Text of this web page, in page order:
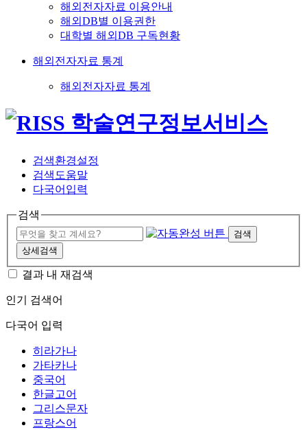
해외전자자료 이용안내
해외DB별 이용권한
대학별 해외DB 구독현황
해외전자자료 통계
해외전자자료 통계
검색환경설정
검색도움말
다국어입력
검색
검색
상세검색
결과 내 재검색
인기 검색어
다국어 입력
히라가나
가타카나
중국어
한글고어
그리스문자
프랑스어